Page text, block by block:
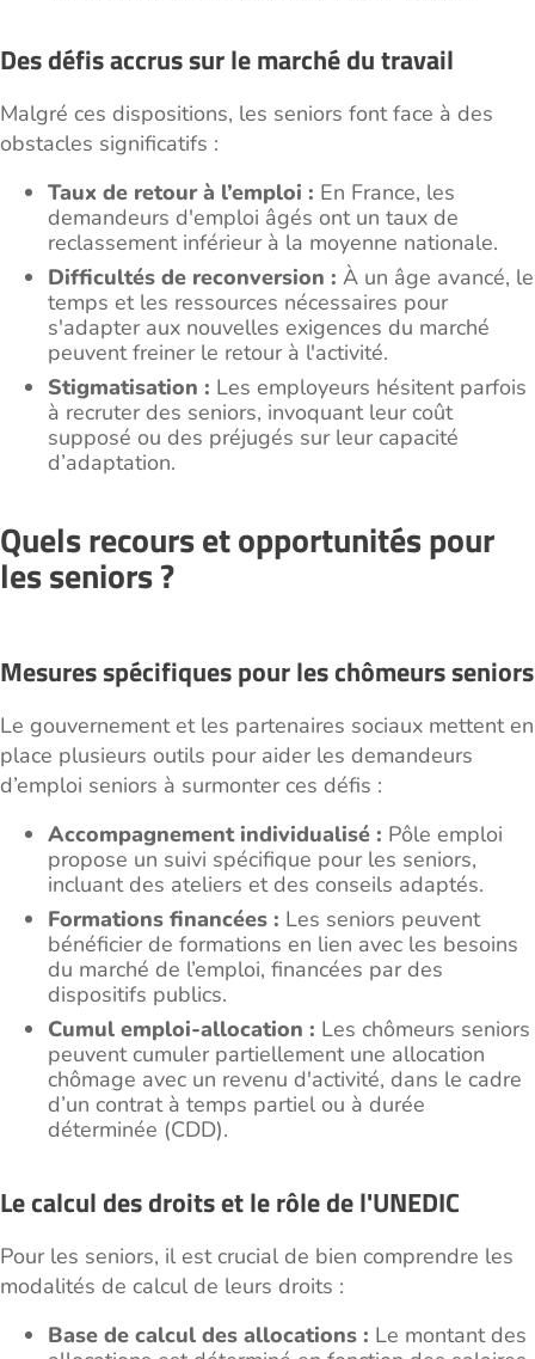
Des défis accrus sur le marché du travail
Malgré ces dispositions, les seniors font face à des
obstacles significatifs :
Taux de retour à l’emploi : En France, les
demandeurs d'emploi âgés ont un taux de
reclassement inférieur à la moyenne nationale.
Difficultés de reconversion : À un âge avancé, le
temps et les ressources nécessaires pour
s'adapter aux nouvelles exigences du marché
peuvent freiner le retour à l'activité.
Stigmatisation : Les employeurs hésitent parfois
à recruter des seniors, invoquant leur coût
supposé ou des préjugés sur leur capacité
d’adaptation.
Quels recours et opportunités pour
les seniors ?
Mesures spécifiques pour les chômeurs seniors
Le gouvernement et les partenaires sociaux mettent en
place plusieurs outils pour aider les demandeurs
d’emploi seniors à surmonter ces défis :
Accompagnement individualisé : Pôle emploi
propose un suivi spécifique pour les seniors,
incluant des ateliers et des conseils adaptés.
Formations financées : Les seniors peuvent
bénéficier de formations en lien avec les besoins
du marché de l’emploi, financées par des
dispositifs publics.
Cumul emploi-allocation : Les chômeurs seniors
peuvent cumuler partiellement une allocation
chômage avec un revenu d'activité, dans le cadre
d’un contrat à temps partiel ou à durée
déterminée (CDD).
Le calcul des droits et le rôle de l'UNEDIC
Pour les seniors, il est crucial de bien comprendre les
modalités de calcul de leurs droits :
Base de calcul des allocations : Le montant des